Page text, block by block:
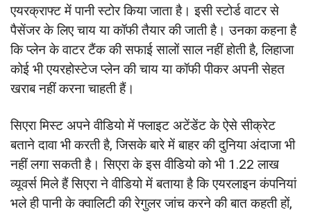
एयरक्राफ्ट में पानी स्‍टोर किया जाता है। इसी स्‍टोर्ड वाटर से
पैसेंजर के लिए चाय या कॉफी तैयार की जाती है। उनका कहना है
कि प्‍लेन के वाटर टैंक की सफाई सालों साल नहीं होती है, लिहाजा
कोई भी एयरहोस्‍टेज प्‍लेन की चाय या कॉफी पीकर अपनी सेहत
खराब नहीं करना चाहती हैं।
सिएरा मिस्‍ट अपने वीडियो में फ्लाइट अटेंडेंट के ऐसे सीक्रेट
बताने दावा भी करती है, जिसके बारे में बाहर की दुनिया अंदाजा भी
नहीं लगा सकती है। सिएरा के इस वीडियो को भी 1.22 लाख
व्‍यूवर्स मिले हैं सिएरा ने वीडियो में बताया है कि एयरलाइन कंपनियां
भले ही पानी के क्‍वालिटी की रेगुलर जांच करने की बात कहती हों,